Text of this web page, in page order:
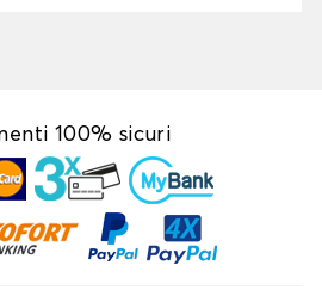
100% sicuri